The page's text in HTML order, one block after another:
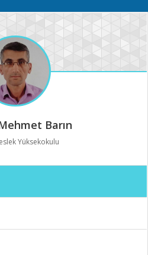
Mobil
Barın
Yüksekokulu